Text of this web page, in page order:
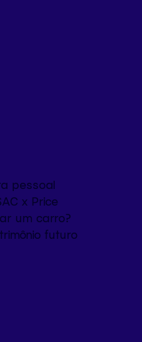
pessoal
x Price
um carro?
futuro